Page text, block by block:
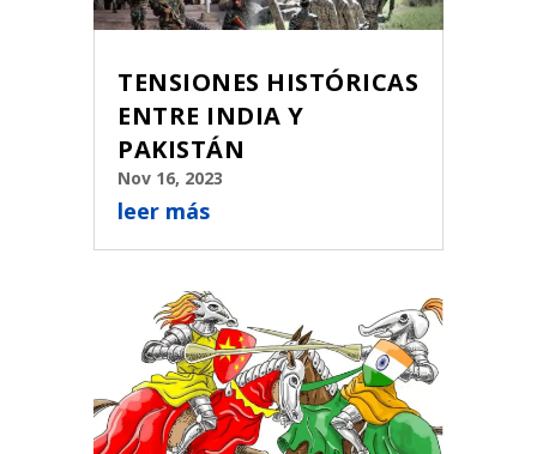
TENSIONES HISTÓRICAS
ENTRE INDIA Y
PAKISTÁN
Nov 16, 2023
leer más